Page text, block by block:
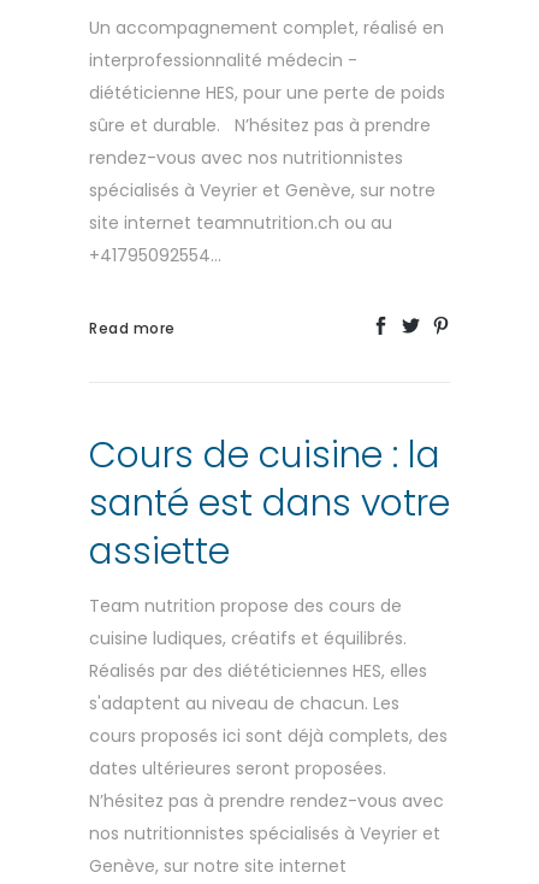
Un accompagnement complet, réalisé en
interprofessionnalité médecin -
diététicienne HES, pour une perte de poids
sûre et durable. N’hésitez pas à prendre
rendez-vous avec nos nutritionnistes
spécialisés à Veyrier et Genève, sur notre
site internet teamnutrition.ch ou au
+41795092554...
Read more
Cours de cuisine : la
santé est dans votre
assiette
Team nutrition propose des cours de
cuisine ludiques, créatifs et équilibrés.
Réalisés par des diététiciennes HES, elles
s'adaptent au niveau de chacun. Les
cours proposés ici sont déjà complets, des
dates ultérieures seront proposées.
N’hésitez pas à prendre rendez-vous avec
nos nutritionnistes spécialisés à Veyrier et
Genève, sur notre site internet